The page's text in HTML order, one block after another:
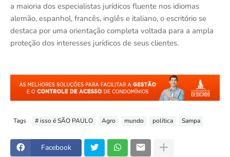
a maioria dos especialistas jurídicos fluente nos idiomas
alemão, espanhol, francês, inglês e italiano, o escritório se
destaca por uma orientação completa voltada para a ampla
proteção dos interesses jurídicos de seus clientes.
Tags # isso é SÃO PAULO Agro mundo política Sampa
Facebook